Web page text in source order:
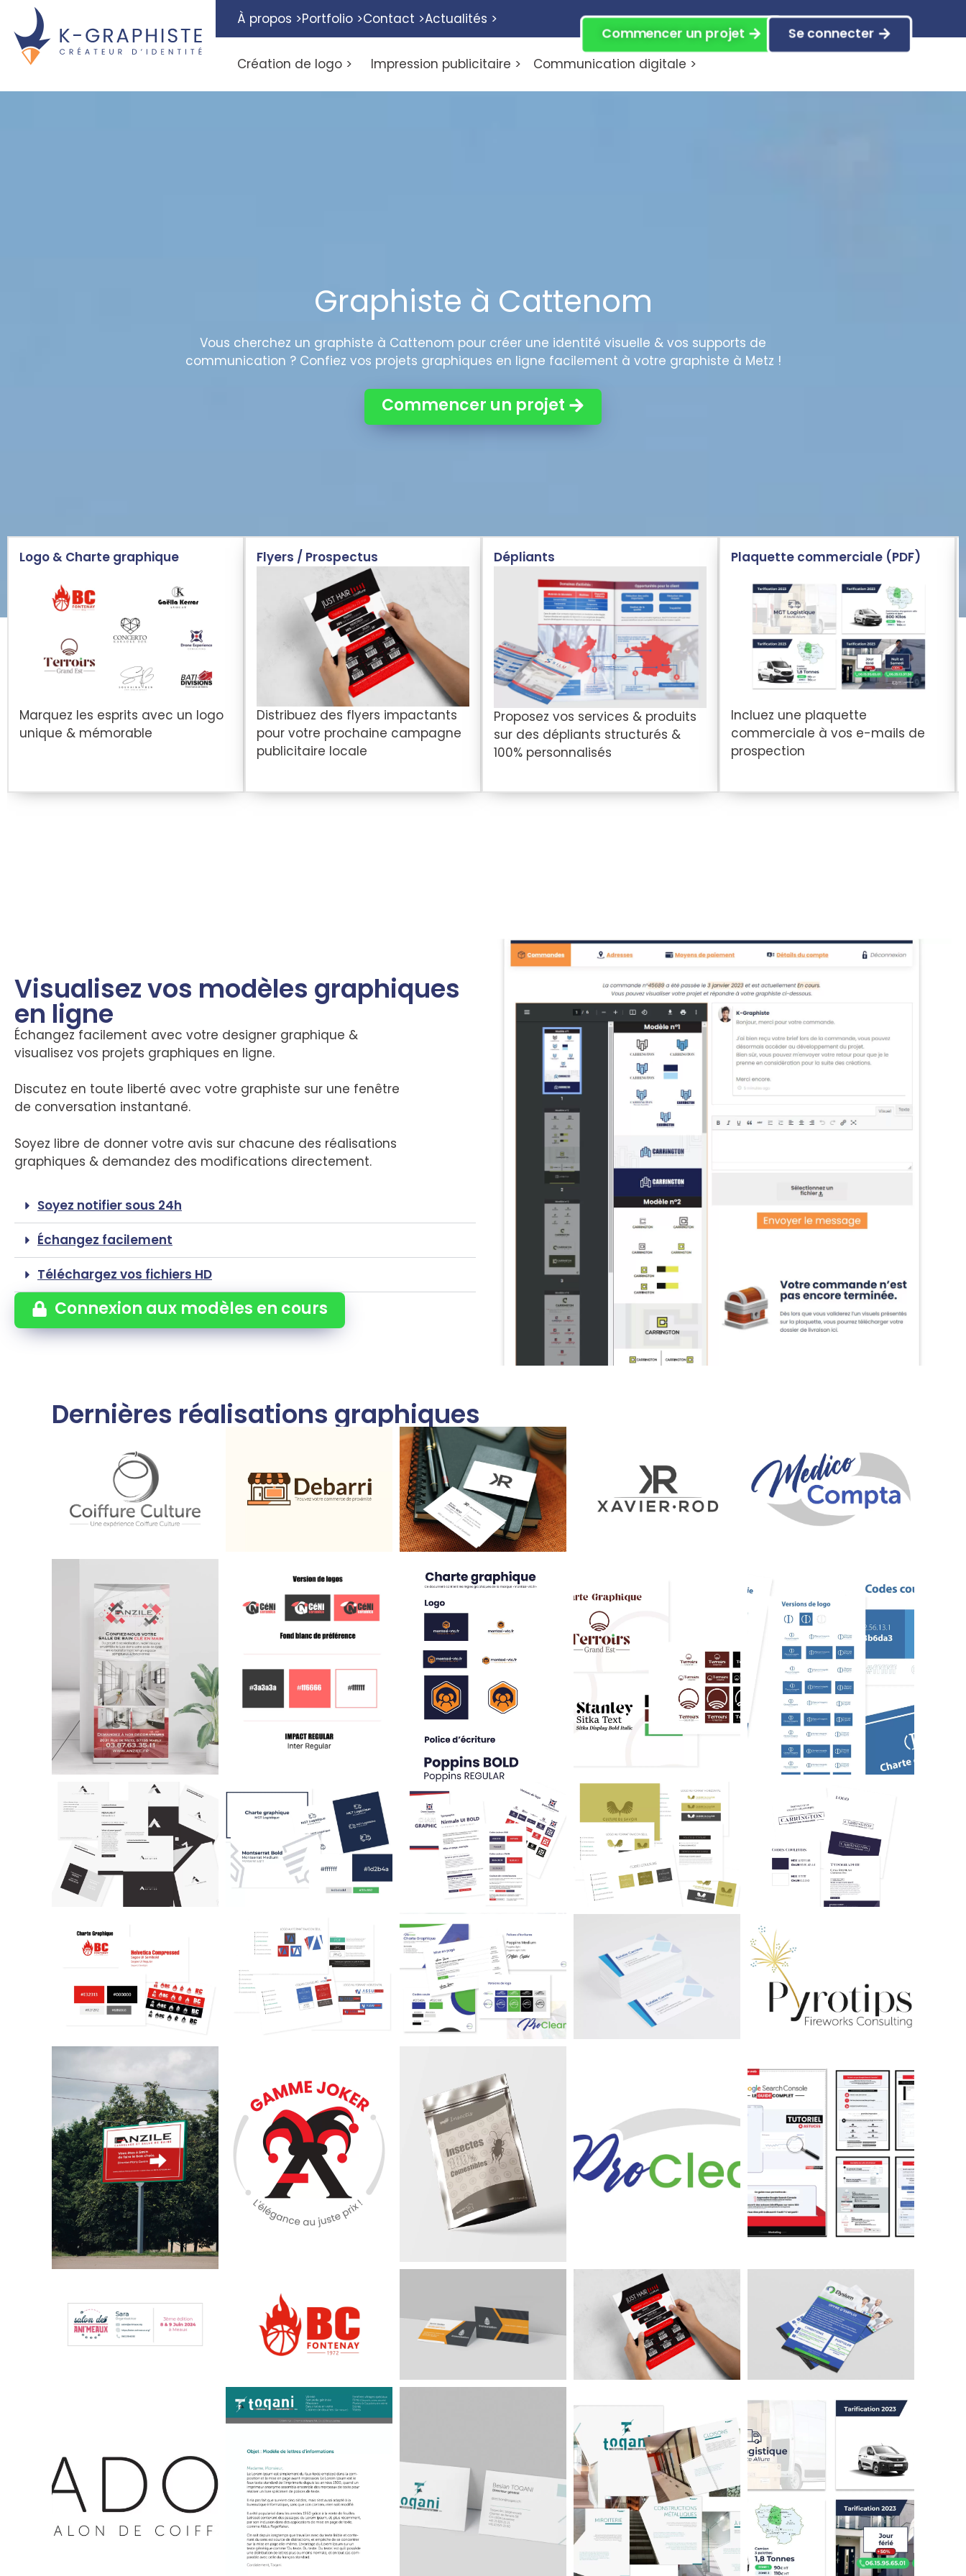
À propos >Portfolio >Contact >Actualités >
Création de logo > Impression publicitaire > Communication digitale >
Commencer un projet Se connecter
Graphiste à Cattenom
Vous cherchez un graphiste à Cattenom pour créer une identité visuelle & vos supports de
communication ? Confiez vos projets graphiques en ligne facilement à votre graphiste à Metz !
Commencer un projet
Logo & Charte graphique
Marquez les esprits avec un logo
unique & mémorable
Flyers / Prospectus
Distribuez des flyers impactants
pour votre prochaine campagne
publicitaire locale
Dépliants
Proposez vos services & produits
sur des dépliants structurés &
100% personnalisés
Plaquette commerciale (PDF)
Incluez une plaquette
commerciale à vos e-mails de
prospection
Visualisez vos modèles graphiques
en ligne
Échangez facilement avec votre designer graphique &
visualisez vos projets graphiques en ligne.
Discutez en toute liberté avec votre graphiste sur une fenêtre
de conversation instantané.
Soyez libre de donner votre avis sur chacune des réalisations
graphiques & demandez des modifications directement.
Soyez notifier sous 24h
Échangez facilement
Téléchargez vos fichiers HD
Connexion aux modèles en cours
Dernières réalisations graphiques